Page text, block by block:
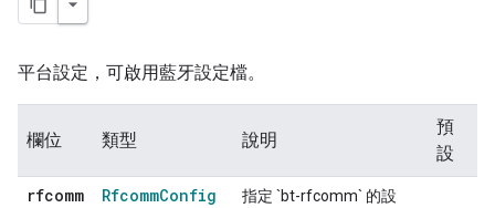
平台設定，可啟用藍牙設定檔。
欄位 類型 說明
預
設
rfcomm
RfcommConfig
指定 `bt-rfcomm` 的設